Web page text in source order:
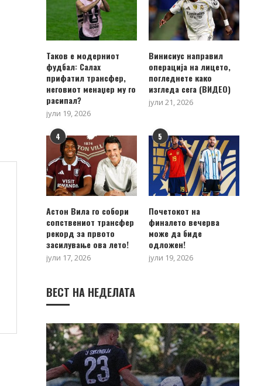
Таков е модерниот
фудбал: Салах
прифатил трансфер,
неговиот менаџер му го
расипал?
јули 19, 2026
Винисиус направил
операција на лицето,
погледнете како
изгледа сега (ВИДЕО)
јули 21, 2026
4
Астон Вила го собори
сопствениот трансфер
рекорд за првото
засилување ова лето!
јули 17, 2026
5
Почетокот на
финалето вечерва
може да биде
одложен!
јули 19, 2026
ВЕСТ НА НЕДЕЛАТА